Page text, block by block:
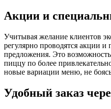
Акции и
Учитывая желание клиентов
регулярно проводятся акции и
предложения. Это
пиццу по более
новые вариации меню, не
Удобный заказ